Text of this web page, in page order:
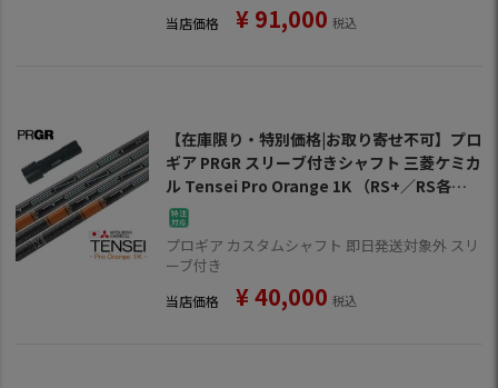
当店価格 ¥ 91,000 税込
【在庫限り・特別価格|お取り寄せ不可】プロ
ギア PRGR スリーブ付きシャフト 三菱ケミカ
ル Tensei Pro Orange 1K （RS+／RS各種
／RSF各種 ） テンセイ ワンケー プロオレン
ジ ゴルフ シャフト
プロギア カスタムシャフト 即日発送対象外 スリ
ーブ付き
当店価格 ¥40,000 税込